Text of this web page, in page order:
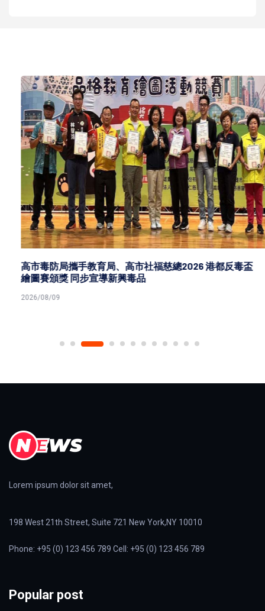
高市毒防局攜手教育局、高市社福慈總2026 港都反毒盃
繪圖賽頒獎 同步宣導新興毒品
2026/08/09
Lorem ipsum dolor sit amet,
198 West 21th Street, Suite 721 New York,NY 10010
Phone: +95 (0) 123 456 789 Cell: +95 (0) 123 456 789
Popular post